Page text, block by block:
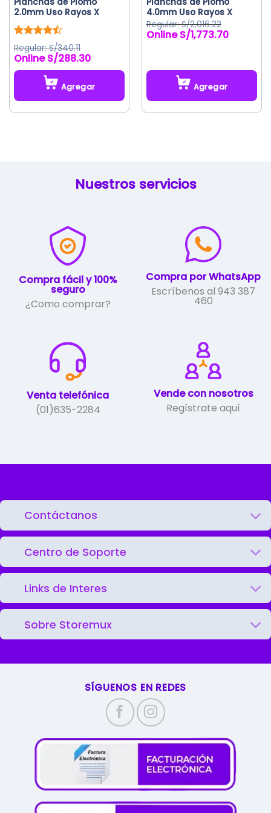
de
producto
2.0mm Uso Rayos X
Valorado
con4.50
de 5
S/340.11
S/288.30
Agregar
producto
4.0mm Uso Rayos X
S/2,016.22
El
S/2,016.22.
S/1,773.70El
S/1,773.70.
Agregar
Nuestros servicios
Compra fácil y 100%
seguro
¿Como comprar?
Compra por WhatsApp
Escríbenos al 943 387
460
Venta telefónica
(01)635-2284
Vende con nosotros
Regístrate aquí
Contáctanos
Centro de Soporte
Links de Interes
Sobre Storemux
SÍGUENOS EN REDES